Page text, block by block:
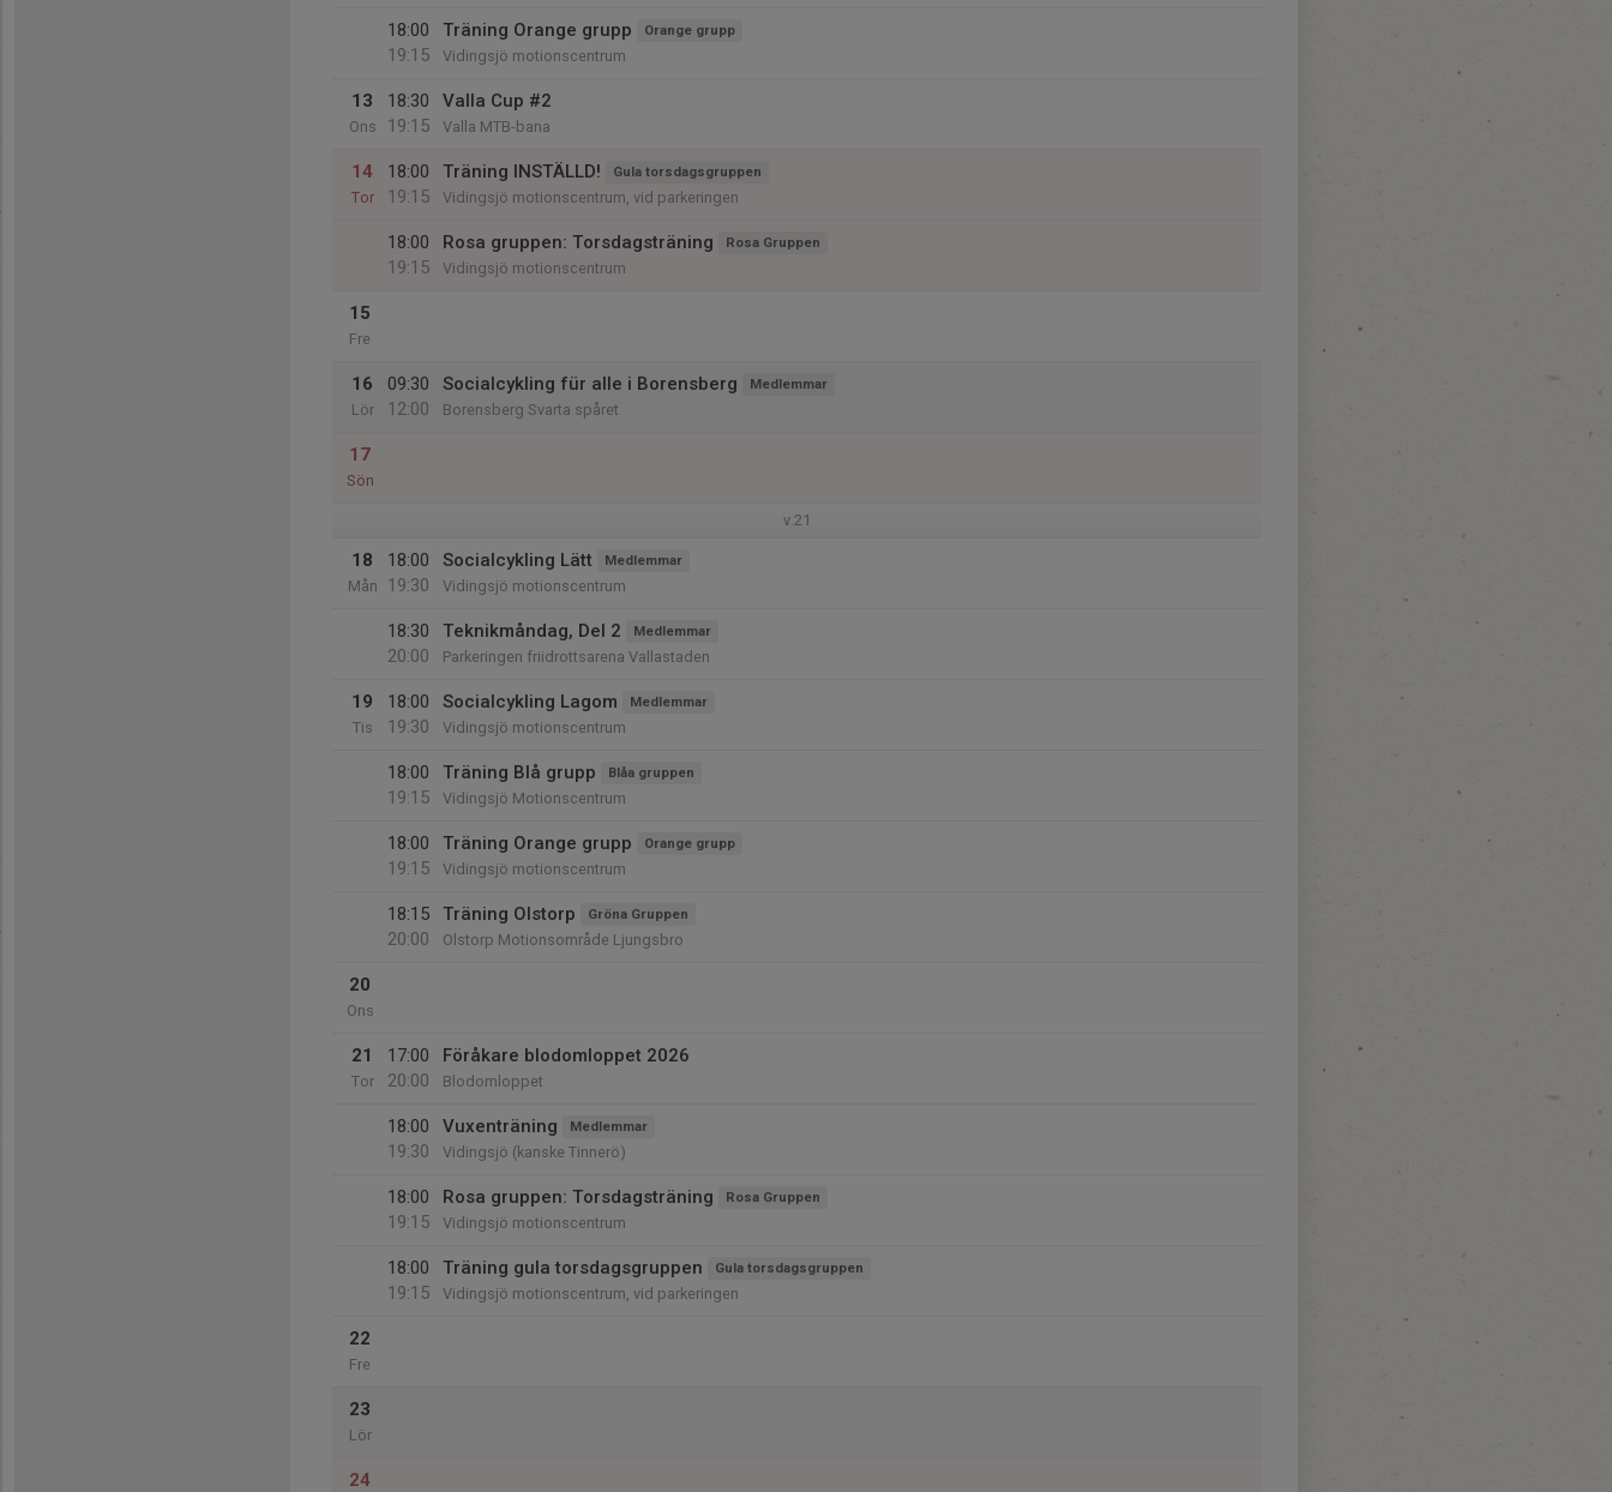
18:00
19:15
Träning Orange grupp Orange grupp
Vidingsjö motionscentrum
13
Ons
18:30
19:15
Valla Cup #2
Valla MTB-bana
14
Tor
18:00
19:15
Träning INSTÄLLD! Gula torsdagsgruppen
Vidingsjö motionscentrum, vid parkeringen
18:00
19:15
Rosa gruppen: Torsdagsträning Rosa Gruppen
Vidingsjö motionscentrum
15
Fre
16
Lör
09:30
12:00
Socialcykling für alle i Borensberg Medlemmar
Borensberg Svarta spåret
17
Sön
v.21
18
Mån
18:00
19:30
Socialcykling Lätt Medlemmar
Vidingsjö motionscentrum
18:30
20:00
Teknikmåndag, Del 2 Medlemmar
Parkeringen friidrottsarena Vallastaden
19
Tis
18:00
19:30
Socialcykling Lagom Medlemmar
Vidingsjö motionscentrum
18:00
19:15
Träning Blå grupp Blåa gruppen
Vidingsjö Motionscentrum
18:00
19:15
Träning Orange grupp Orange grupp
Vidingsjö motionscentrum
18:15
20:00
Träning Olstorp Gröna Gruppen
Olstorp Motionsområde Ljungsbro
20
Ons
21
Tor
17:00
20:00
Föråkare blodomloppet 2026
Blodomloppet
18:00
19:30
Vuxenträning Medlemmar
Vidingsjö (kanske Tinnerö)
18:00
19:15
Rosa gruppen: Torsdagsträning Rosa Gruppen
Vidingsjö motionscentrum
18:00
19:15
Träning gula torsdagsgruppen Gula torsdagsgruppen
Vidingsjö motionscentrum, vid parkeringen
22
Fre
23
Lör
24